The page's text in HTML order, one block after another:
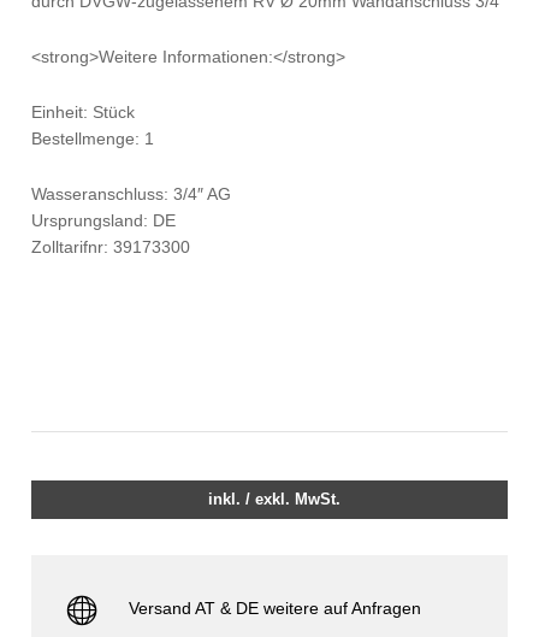
<strong>Weitere Informationen:</strong>
Einheit: Stück
Bestellmenge: 1
Wasseranschluss: 3/4″ AG
Ursprungsland: DE
Zolltarifnr: 39173300
inkl. / exkl. MwSt.
Versand AT & DE weitere auf Anfragen